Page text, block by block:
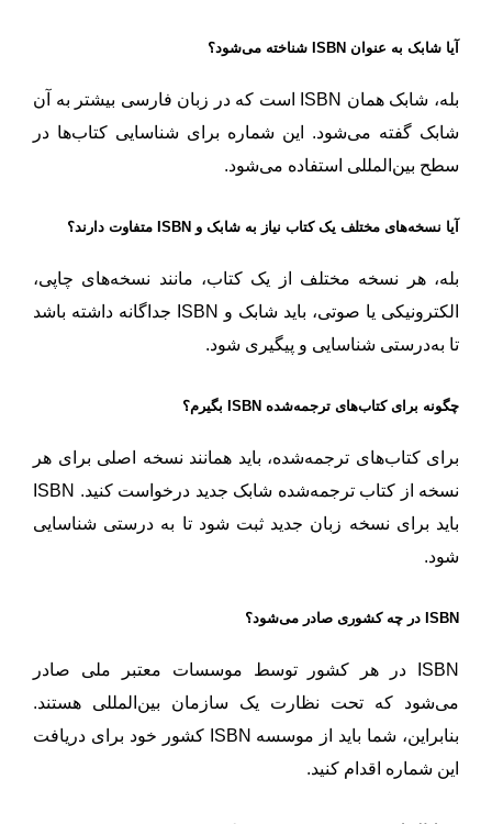
آیا شابک به عنوان ISBN شناخته می‌شود؟
بله، شابک همان ISBN است که در زبان فارسی بیشتر به آن
شابک گفته می‌شود. این شماره برای شناسایی کتاب‌ها در
سطح بین‌المللی استفاده می‌شود.
آیا نسخه‌های مختلف یک کتاب نیاز به شابک و ISBN متفاوت دارند؟
بله، هر نسخه مختلف از یک کتاب، مانند نسخه‌های چاپی،
الکترونیکی یا صوتی، باید شابک و ISBN جداگانه داشته باشد
تا به‌درستی شناسایی و پیگیری شود.
چگونه برای کتاب‌های ترجمه‌شده ISBN بگیرم؟
برای کتاب‌های ترجمه‌شده، باید همانند نسخه اصلی برای هر
نسخه از کتاب ترجمه‌شده شابک جدید درخواست کنید. ISBN
باید برای نسخه زبان جدید ثبت شود تا به درستی شناسایی
شود.
ISBN در چه کشوری صادر می‌شود؟
ISBN در هر کشور توسط موسسات معتبر ملی صادر
می‌شود که تحت نظارت یک سازمان بین‌المللی هستند.
بنابراین، شما باید از موسسه ISBN کشور خود برای دریافت
این شماره اقدام کنید.